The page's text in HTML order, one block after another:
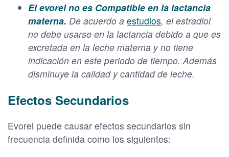
El evorel no es Compatible en la lactancia
materna. De acuerdo a estudios, el estradiol
no debe usarse en la lactancia debido a que es
excretada en la leche materna y no tiene
indicación en este periodo de tiempo. Además
disminuye la calidad y cantidad de leche.
Efectos Secundarios
Evorel puede causar efectos secundarios sin
frecuencia definida como los siguientes: